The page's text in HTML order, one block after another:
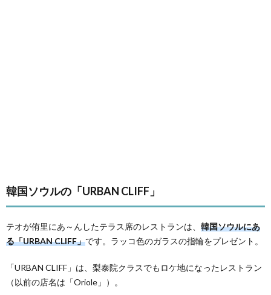
韓国ソウルの「URBAN CLIFF」
テオが侑里にあ～んしたテラス席のレストランは、 韓国ソウルにあ
る「URBAN CLIFF」です。ラッコ色のガラスの指輪をプレゼント。
「URBAN CLIFF」は、梨泰院クラスでもロケ地になったレストラン
（以前の店名は「Oriole」）。